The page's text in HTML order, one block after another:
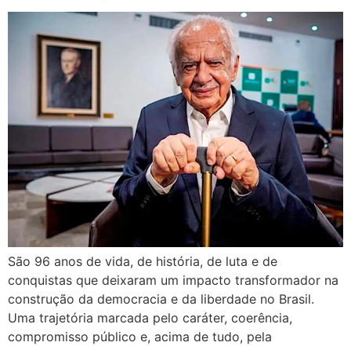
São 96 anos de vida, de história, de luta e de
conquistas que deixaram um impacto transformador na
construção da democracia e da liberdade no Brasil.
Uma trajetória marcada pelo caráter, coerência,
compromisso público e, acima de tudo, pela